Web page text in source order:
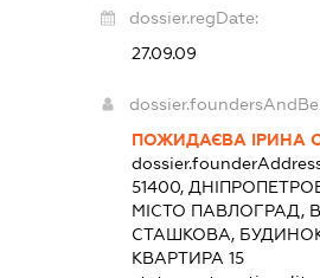
dossier.regDate:
27.09.09
ПОЖИДАЄВА ІРИНА
51400,
МІСТО ПАВЛОГРАД,
СТАШКОВА,
КВАРТИРА 15